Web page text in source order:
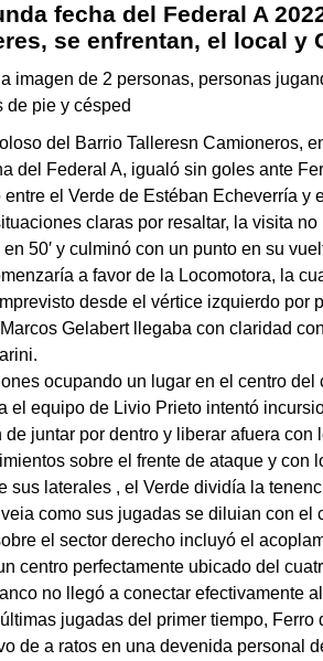
fecha del Federal A
se enfrentan, el local y
del Barrio Talleresn Camioneros,
del Federal A, igualó sin goles ante
entre el Verde de Estéban Echeverría y
claras por resaltar, la visita
50′ y culminó con un punto en su
a favor de la Locomotora, la
desde el vértice izquierdo por
Gelabert llegaba con claridad
ocupando un lugar en el centro
el equipo de Livio Prieto intentó
juntar por dentro y liberar afuera con
sobre el frente de ataque y con
sus laterales , el Verde dividía la
como sus jugadas se diluian con el
el sector derecho incluyó el
centro perfectamente ubicado del
no llegó a conectar efectivamente
jugadas del primer tiempo, Ferro
de a ratos en una devenida personal